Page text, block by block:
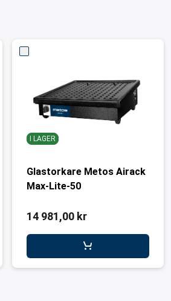
I LAGER
Glastorkare Metos Airack
Max-Lite-50
14 981,00 kr